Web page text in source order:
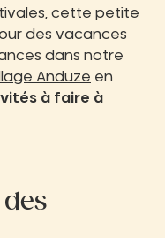
cette petite
des vacances
dans notre
Anduze en
à faire à
des